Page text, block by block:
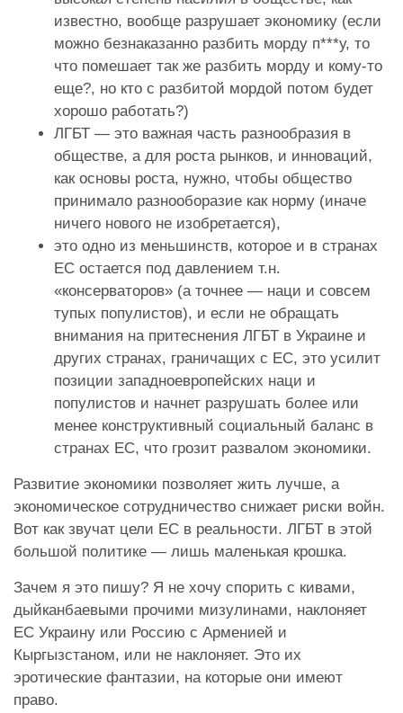
известно, вообще разрушает экономику (если
можно безнаказанно разбить морду п***у, то
что помешает так же разбить морду и кому-то
еще?, но кто с разбитой мордой потом будет
хорошо работать?)
ЛГБТ — это важная часть разнообразия в
обществе, а для роста рынков, и инноваций,
как основы роста, нужно, чтобы общество
принимало разнооборазие как норму (иначе
ничего нового не изобретается),
это одно из меньшинств, которое и в странах
ЕС остается под давлением т.н.
«консерваторов» (а точнее — наци и совсем
тупых популистов), и если не обращать
внимания на притеснения ЛГБТ в Украине и
других странах, граничащих с ЕС, это усилит
позиции западноевропейских наци и
популистов и начнет разрушать более или
менее конструктивный социальный баланс в
странах ЕС, что грозит развалом экономики.
Развитие экономики позволяет жить лучше, а
экономическое сотрудничество снижает риски войн.
Вот как звучат цели ЕС в реальности. ЛГБТ в этой
большой политике — лишь маленькая крошка.
Зачем я это пишу? Я не хочу спорить с кивами,
дыйканбаевыми прочими мизулинами, наклоняет
ЕС Украину или Россию с Арменией и
Кыргызстаном, или не наклоняет. Это их
эротические фантазии, на которые они имеют
право.